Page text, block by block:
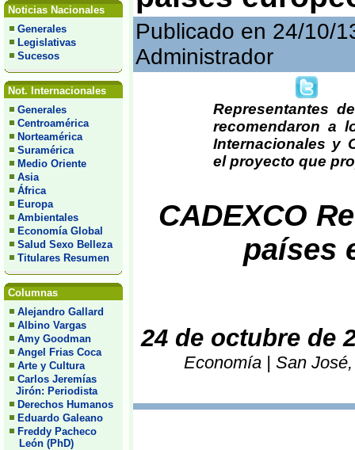
Noticias Nacionales
Generales
Legislativas
Sucesos
Not. Internacionales
Generales
Centroamérica
Norteamérica
Suramérica
Medio Oriente
Asia
África
Europa
Ambientales
Economía Global
Salud Sexo Belleza
Titulares Resumen
Columnas
Alejandro Gallard
Albino Vargas
Amy Goodman
Angel Frias Coca
Arte y Cultura
Carlos Jeremías
Jirón: Periodista
Derechos Humanos
Eduardo Galeano
Freddy Pacheco
León (PhD)
Publicado en 24/10/
Administrador
Representantes
recomendaron a
Internacionales y
el proyecto que
CADEXCO
países
24 de octubre de
Economía | San